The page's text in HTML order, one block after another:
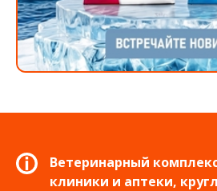
Ветеринарный
клиники и аптеки,